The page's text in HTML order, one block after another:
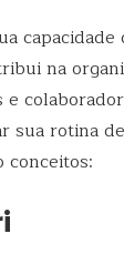
capacidade
na
sua rotina
conceitos: